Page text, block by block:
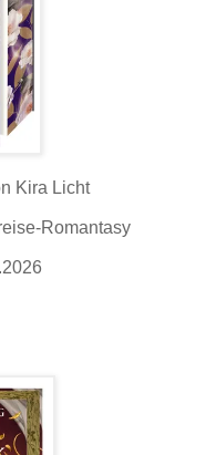
Kira Licht
Romantasy